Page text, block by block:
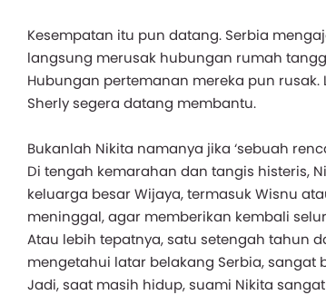
Kesempatan itu pun datang. Serbia
langsung merusak hubungan rumah
Hubungan pertemanan mereka pun rusak.
Sherly segera datang membantu.
Bukanlah Nikita namanya jika ‘sebuah
Di tengah kemarahan dan tangis histeris,
keluarga besar Wijaya, termasuk Wisnu
meninggal, agar memberikan kembali
Atau lebih tepatnya, satu setengah tahun
mengetahui latar belakang Serbia,
Jadi, saat masih hidup, suami Nikita